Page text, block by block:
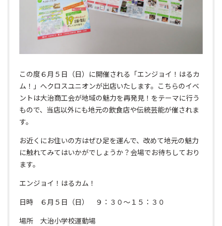
この度６月５日（日）に開催される「エンジョイ！はるカ
ム！」へクロスユニオンが出店いたします。こちらのイベ
ントは大治商工会が地域の魅力を再発見！をテーマに行う
もので、当店以外にも地元の飲食店や伝統芸能が催されま
す。
お近くにお住いの方はぜひ足を運んで、改めて地元の魅力
に触れてみてはいかがでしょうか？会場でお待ちしており
ます。
エンジョイ！はるカム！
日時 ６月５日（日） ９：３０～１５：３０
場所 大治小学校運動場